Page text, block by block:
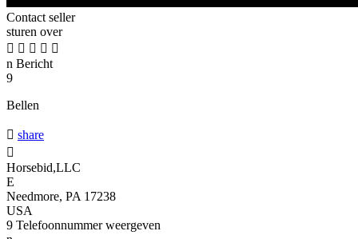
Contact seller
sturen over
    
n Bericht
9
Bellen
 share

Horsebid,LLC
E
Needmore, PA 17238
USA
9 Telefoonnummer weergeven